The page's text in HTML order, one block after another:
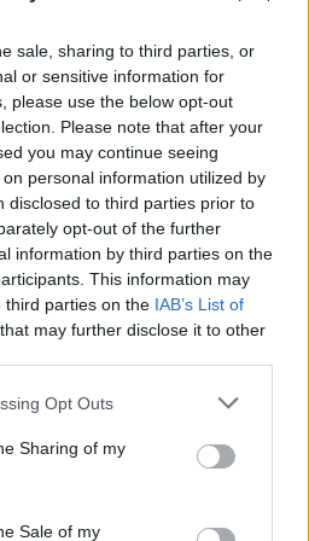
sale, sharing to third parties, or
or sensitive information for
please use the below opt-out
Please note that after your
you may continue seeing
personal information utilized by
disclosed to third parties prior to
opt-out of the further
information by third parties on the
This information may
third parties on the IAB’s List of
that may further disclose it to other
app uses one or more Google
behaviour. You may click to
and its third-party tags to
purposes in below Google
Opt Outs
Sharing of my
Sale of my
én csak folytattam,
nappal, míg a hangok
mást, s ebből lett a keresés,
Ő sosem hozott volna el,
legyen. Képeket láttam és
tökéletesnek tűnt minden, és
karácsonyra egy pianínót
rock and roll- és blues-
és Beethoven-darabokat.
kórházban feküdtem,
fekete MacBook-ját és azon
, ami komoly
Kivoltam attól, hogy
mert mindenki felszínes és
rohan a dolgára, és
Mikor felvettek a
szakra tizennyolc évesen,